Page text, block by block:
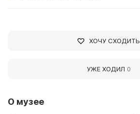
О музее
ХОЧУ СХОДИТЬ
УЖЕ ХОДИЛ 0